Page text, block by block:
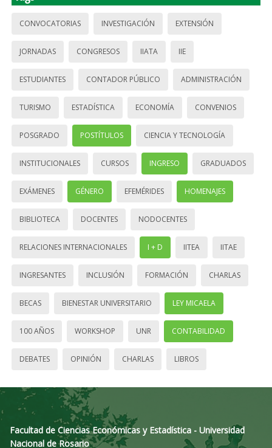
CONVOCATORIAS INVESTIGACIÓN EXTENSIÓN
JORNADAS CONGRESOS IIATA IIE
ESTUDIANTES CONTADOR PÚBLICO ADMINISTRACIÓN
TURISMO ESTADÍSTICA ECONOMÍA CONVENIOS
POSGRADO POSTÍTULOS CIENCIA Y TECNOLOGÍA
INSTITUCIONALES CURSOS INGRESO GRADUADOS
EXÁMENES GÉNERO EFEMÉRIDES HOMENAJES
BIBLIOTECA DOCENTES NODOCENTES
RELACIONES INTERNACIONALES I + D IITEA IITAE
INGRESANTES INCLUSIÓN FORMACIÓN CHARLAS
BECAS BIENESTAR UNIVERSITARIO LEY MICAELA
100 AÑOS WORKSHOP UNR CONTABILIDAD
DEBATES OPINIÓN CHARLAS LIBROS
Facultad de Ciencias Económicas y Estadística - Universidad
Nacional de Rosario